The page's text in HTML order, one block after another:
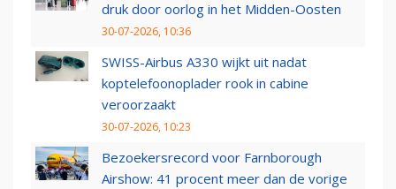
druk door oorlog in het Midden-Oosten
30-07-2026, 10:36
SWISS-Airbus A330 wijkt uit nadat
koptelefoonoplader rook in cabine
veroorzaakt
30-07-2026, 10:23
Bezoekersrecord voor Farnborough
Airshow: 41 procent meer dan de vorige